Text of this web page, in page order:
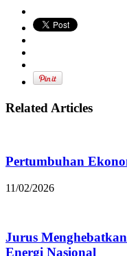
Related Articles
Pertumbuhan
11/02/2026
Jurus
Energi Nasional